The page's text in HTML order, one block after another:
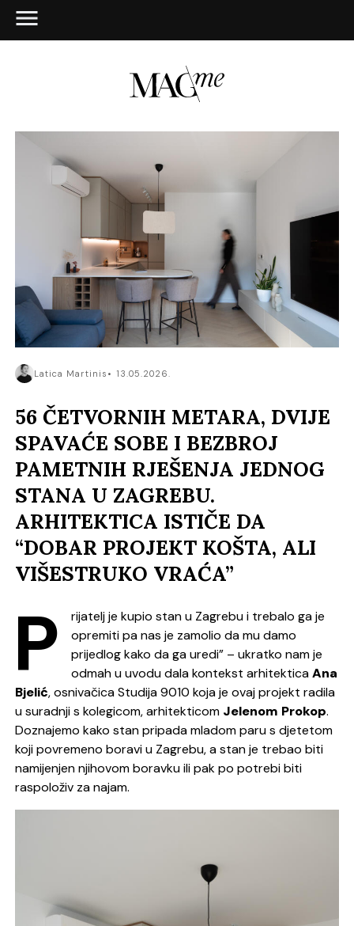
Latica Martinis 13.05.2026.
56 ČETVORNIH METARA, DVIJE
SPAVAĆE SOBE I BEZBROJ
PAMETNIH RJEŠENJA JEDNOG
STANA U ZAGREBU.
ARHITEKTICA ISTIČE DA
“DOBAR PROJEKT KOŠTA, ALI
VIŠESTRUKO VRAĆA”
P
rijatelj je kupio stan u Zagrebu i trebalo ga je
opremiti pa nas je zamolio da mu damo
prijedlog kako da ga uredi” – ukratko nam je
odmah u uvodu dala kontekst arhitekticaAna
Bjelić, osnivačica Studija 9010 koja je ovaj projekt radila
u suradnji s kolegicom, arhitekticom Jelenom Prokop.
Doznajemo kako stan pripada mladom paru s djetetom
koji povremeno boravi u Zagrebu, a stan je trebao biti
namijenjen njihovom boravku ili pak po potrebi biti
raspoloživ za najam.